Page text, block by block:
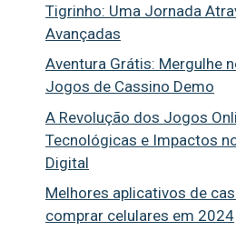
Tigrinho: Uma Jornada
Avançadas
Aventura Grátis: Mergulhe
Jogos de Cassino Demo
A Revolução dos Jogos
Tecnológicas e Impactos
Digital
Melhores aplicativos de
comprar celulares em 2024